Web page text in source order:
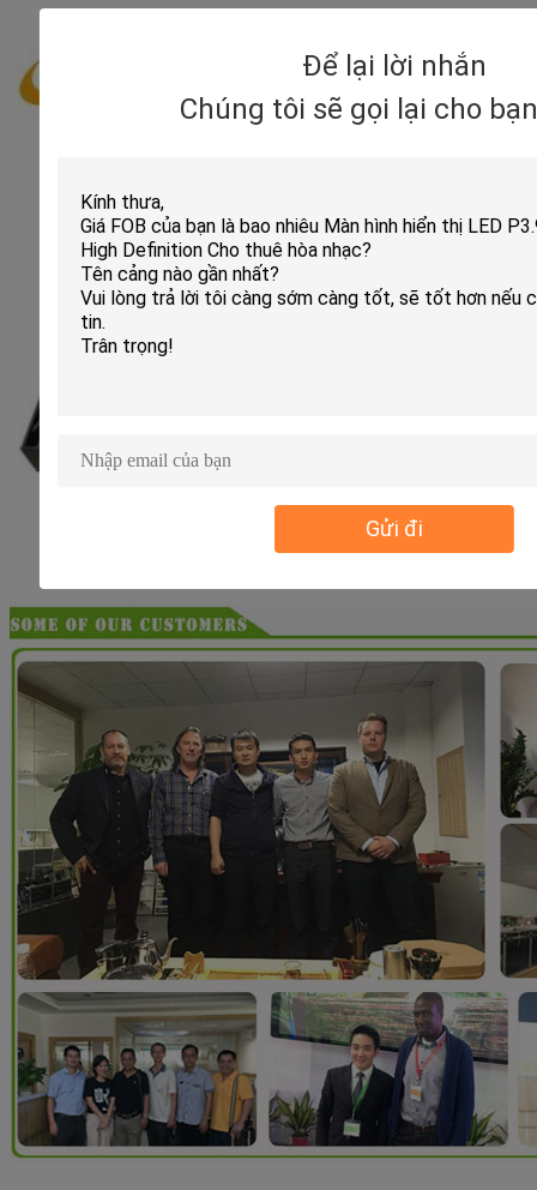
Để lại lời nhắn
Chúng tôi sẽ gọi lại cho
Gửi đi